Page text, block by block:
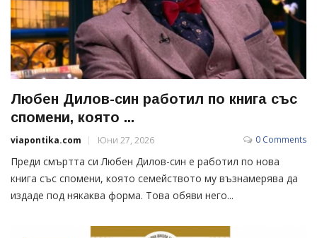
Любен Дилов-син работил по книга със
спомени, която ...
viapontika.com Юни 27, 2026 0 Comments
Преди смъртта си Любен Дилов-син е работил по нова
книга със спомени, която семейството му възнамерява да
издаде под някаква форма. Това обяви него...